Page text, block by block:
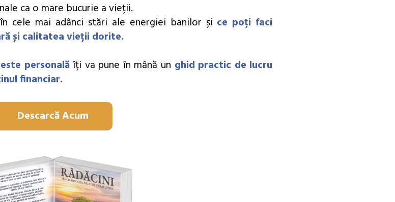
ca o mare bucurie a vieții.
cele mai adânci stări ale energiei banilor și ce poți faci
și calitatea vieții dorite.
personalăîți va pune în mână un ghid practic de lucru
financiar.
Descarcă Acum